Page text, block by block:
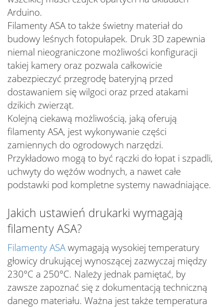
Arduino.
Filamenty ASA to także świetny materiał do
budowy leśnych fotopułapek. Druk 3D zapewnia
niemal nieograniczone możliwości konfiguracji
takiej kamery oraz pozwala całkowicie
zabezpieczyć przegrodę bateryjną przed
dostawaniem się wilgoci oraz przed atakami
dzikich zwierząt.
Kolejną ciekawą możliwością, jaką oferują
filamenty ASA, jest wykonywanie części
zamiennych do ogrodowych narzędzi.
Przykładowo mogą to być rączki do łopat i szpadli,
uchwyty do wężów wodnych, a nawet całe
podstawki pod kompletne systemy nawadniające.
Jakich ustawień drukarki wymagają
filamenty ASA?
Filamenty ASAwymagają wysokiej temperatury
głowicy drukującej wynoszącej zazwyczaj między
230°C a 250°C. Należy jednak pamiętać, by
zawsze zapoznać się z dokumentacją techniczną
danego materiału. Ważna jest także temperatura